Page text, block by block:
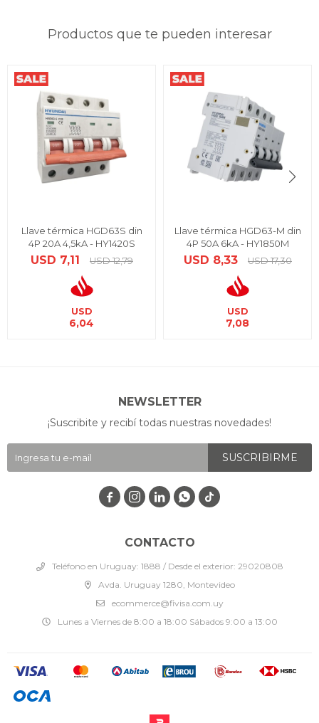
Productos que te pueden interesar
Llave térmica HGD63S din
4P 20A 4,5kA - HY1420S
USD 7,11 USD 12,79
USD
6,04
Llave térmica HGD63-M din
4P 50A 6kA - HY1850M
USD 8,33 USD 17,30
USD
7,08
CONTACTO
Teléfono en Uruguay: 1888 / Desde el exterior: 29020808
Avda. Uruguay 1280, Montevideo
ecommerce@fivisa.com.uy
Lunes a Viernes de 8:00 a 18:00 Sábados 9:00 a 13:00
NEWSLETTER
¡Suscribite y recibí todas nuestras novedades!
SUSCRIBIRME
   